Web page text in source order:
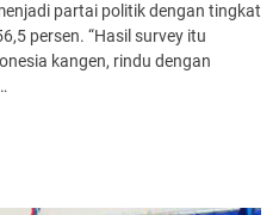
partai politik dengan tingkat
persen. “Hasil survey itu
kangen, rindu dengan